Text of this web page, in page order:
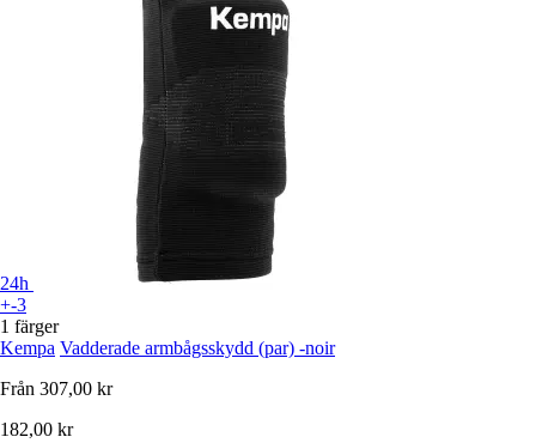
24h
+-3
1 färger
Kempa Vadderade armbågsskydd (par) -noir
Från 307,00 kr
182,00 kr